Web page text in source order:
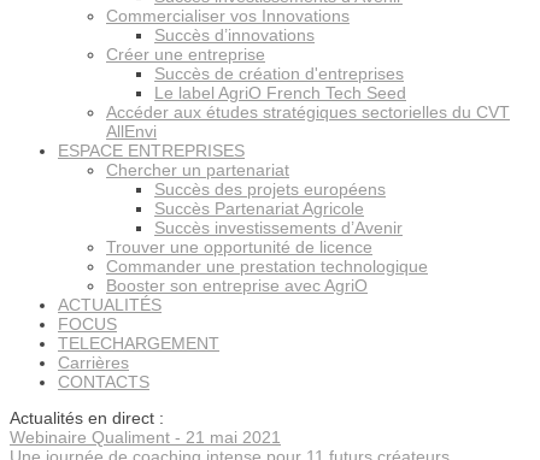
Commercialiser vos Innovations
Succès d’innovations
Créer une entreprise
Succès de création d'entreprises
Le label AgriO French Tech Seed
Accéder aux études stratégiques sectorielles du CVT
AllEnvi
ESPACE ENTREPRISES
Chercher un partenariat
Succès des projets européens
Succès Partenariat Agricole
Succès investissements d’Avenir
Trouver une opportunité de licence
Commander une prestation technologique
Booster son entreprise avec AgriO
ACTUALITÉS
FOCUS
TELECHARGEMENT
Carrières
CONTACTS
Actualités en direct :
Webinaire Qualiment - 21 mai 2021